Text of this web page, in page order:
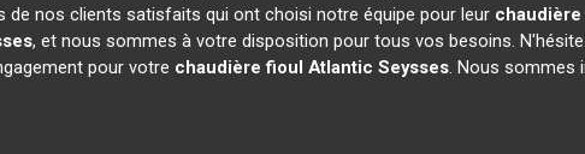
de nos clients satisfaits qui ont choisi notre équipe pour leur
, et nous sommes à votre disposition pour tous vos besoins.
pour votre chaudière fioul Atlantic Seysses. Nous sommes